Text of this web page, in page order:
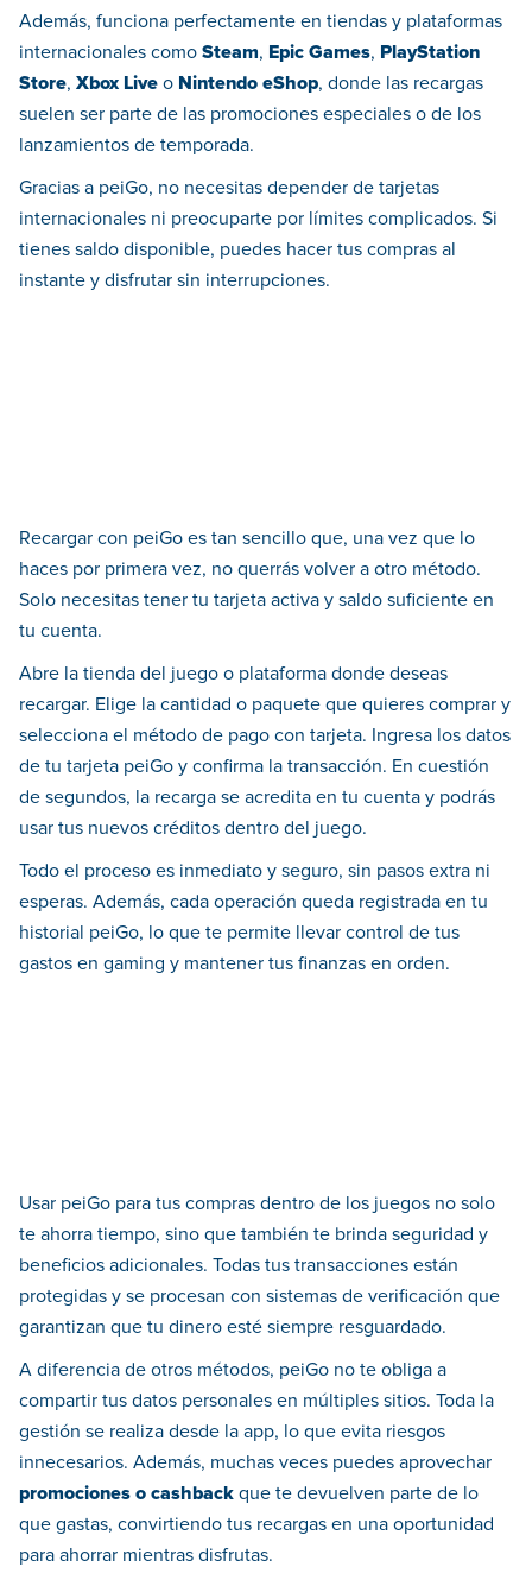
Además, funciona perfectamente en tiendas y plataformas
internacionales como Steam, Epic Games, PlayStation
Store, Xbox Live o Nintendo eShop, donde las recargas
suelen ser parte de las promociones especiales o de los
lanzamientos de temporada.
Gracias a peiGo, no necesitas depender de tarjetas
internacionales ni preocuparte por límites complicados. Si
tienes saldo disponible, puedes hacer tus compras al
instante y disfrutar sin interrupciones.
Recargar con peiGo es tan sencillo que, una vez que lo
haces por primera vez, no querrás volver a otro método.
Solo necesitas tener tu tarjeta activa y saldo suficiente en
tu cuenta.
Abre la tienda del juego o plataforma donde deseas
recargar. Elige la cantidad o paquete que quieres comprar y
selecciona el método de pago con tarjeta. Ingresa los datos
de tu tarjeta peiGo y confirma la transacción. En cuestión
de segundos, la recarga se acredita en tu cuenta y podrás
usar tus nuevos créditos dentro del juego.
Todo el proceso es inmediato y seguro, sin pasos extra ni
esperas. Además, cada operación queda registrada en tu
historial peiGo, lo que te permite llevar control de tus
gastos en gaming y mantener tus finanzas en orden.
Usar peiGo para tus compras dentro de los juegos no solo
te ahorra tiempo, sino que también te brinda seguridad y
beneficios adicionales. Todas tus transacciones están
protegidas y se procesan con sistemas de verificación que
garantizan que tu dinero esté siempre resguardado.
A diferencia de otros métodos, peiGo no te obliga a
compartir tus datos personales en múltiples sitios. Toda la
gestión se realiza desde la app, lo que evita riesgos
innecesarios. Además, muchas veces puedes aprovechar
promociones o cashback que te devuelven parte de lo
que gastas, convirtiendo tus recargas en una oportunidad
para ahorrar mientras disfrutas.